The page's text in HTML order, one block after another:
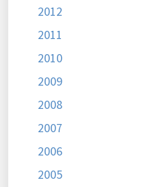
2012
2011
2010
2009
2008
2007
2006
2005